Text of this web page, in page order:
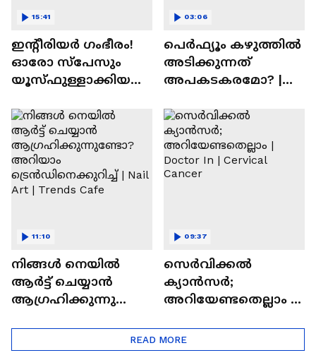
ഇന്റീരിയർ ഗംഭീരം!
ഓരോ സ്‌പേസും
യൂസ്ഫുള്ളാക്കിയ
15:41
പെർഫ്യൂം കഴുത്തിൽ
അടിക്കുന്നത്
അപകടകരമോ? |
03:06
നിങ്ങൾ നെയിൽ
ആർട്ട് ചെയ്യാൻ
ആഗ്രഹിക്കുന്നുണ്ടോ
ട്രെൻഡിനെക്കുറിച്ച് |
Nail Art | Trends Cafe
11:10
സെർവിക്കൽ
ക്യാൻസർ;
അറിയേണ്ടതെല്ലാം |
Cancer
09:37
READ MORE